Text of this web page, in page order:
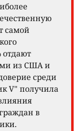
самой
отдают
из США и
среди
V" получила
в